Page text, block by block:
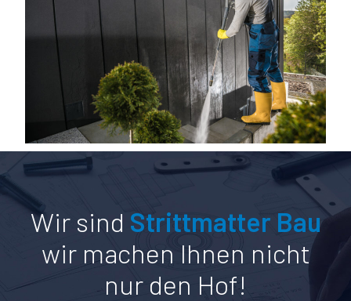
Wir sind Strittmatter Bau
wir machen Ihnen nicht
nur den Hof!